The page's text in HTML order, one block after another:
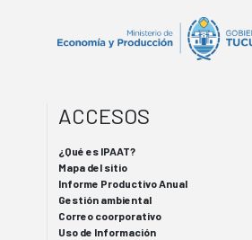
ACCESOS
¿Qué es IPAAT?
Mapa del sitio
Informe Productivo Anual
Gestión ambiental
Correo coorporativo
Uso de Información